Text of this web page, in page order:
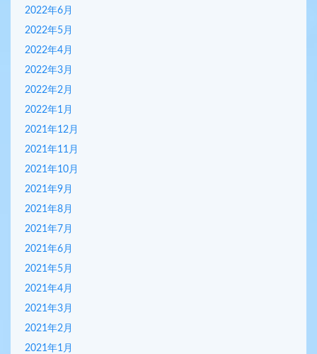
2022年6月
2022年5月
2022年4月
2022年3月
2022年2月
2022年1月
2021年12月
2021年11月
2021年10月
2021年9月
2021年8月
2021年7月
2021年6月
2021年5月
2021年4月
2021年3月
2021年2月
2021年1月